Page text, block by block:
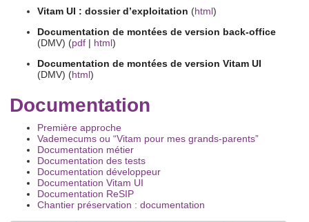
Vitam UI : dossier d’exploitation (html)
Documentation de montées de version back-office
(DMV) (pdf | html)
Documentation de montées de version Vitam UI
(DMV) (html)
Documentation
Première approche
Vademecums ou “Vitam pour mes grands-parents”
Documentation métier
Documentation des tests
Documentation développeur
Documentation Vitam UI
Documentation ReSIP
Chantier préservation : documentation